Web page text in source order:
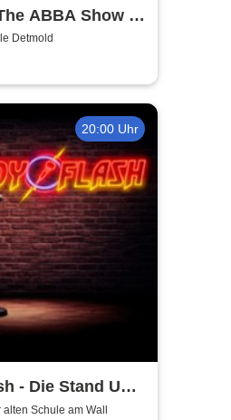
ABBA Show -
with 4
Detmold
20:00 Uhr
- Die Stand Up
in Detmold
Schule am Wall